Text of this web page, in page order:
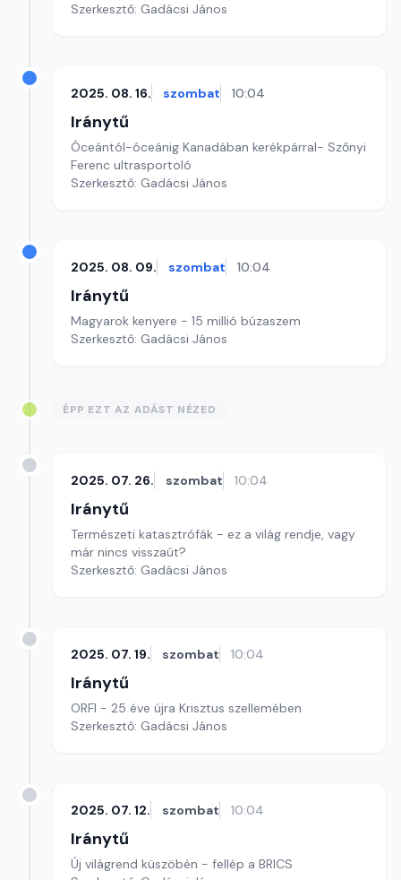
Szerkesztő: Gadácsi János
2025. 08. 16. szombat 10:04
Iránytű
Óceántól-óceánig Kanadában kerékpárral- Szőnyi
Ferenc ultrasportoló
Szerkesztő: Gadácsi János
2025. 08. 09. szombat 10:04
Iránytű
Magyarok kenyere - 15 millió búzaszem
Szerkesztő: Gadácsi János
ÉPP EZT AZ ADÁST NÉZED
2025. 07. 26. szombat 10:04
Iránytű
Természeti katasztrófák - ez a világ rendje, vagy
már nincs visszaút?
Szerkesztő: Gadácsi János
2025. 07. 19. szombat 10:04
Iránytű
ORFI - 25 éve újra Krisztus szellemében
Szerkesztő: Gadácsi János
2025. 07. 12. szombat 10:04
Iránytű
Új világrend küszöbén - fellép a BRICS